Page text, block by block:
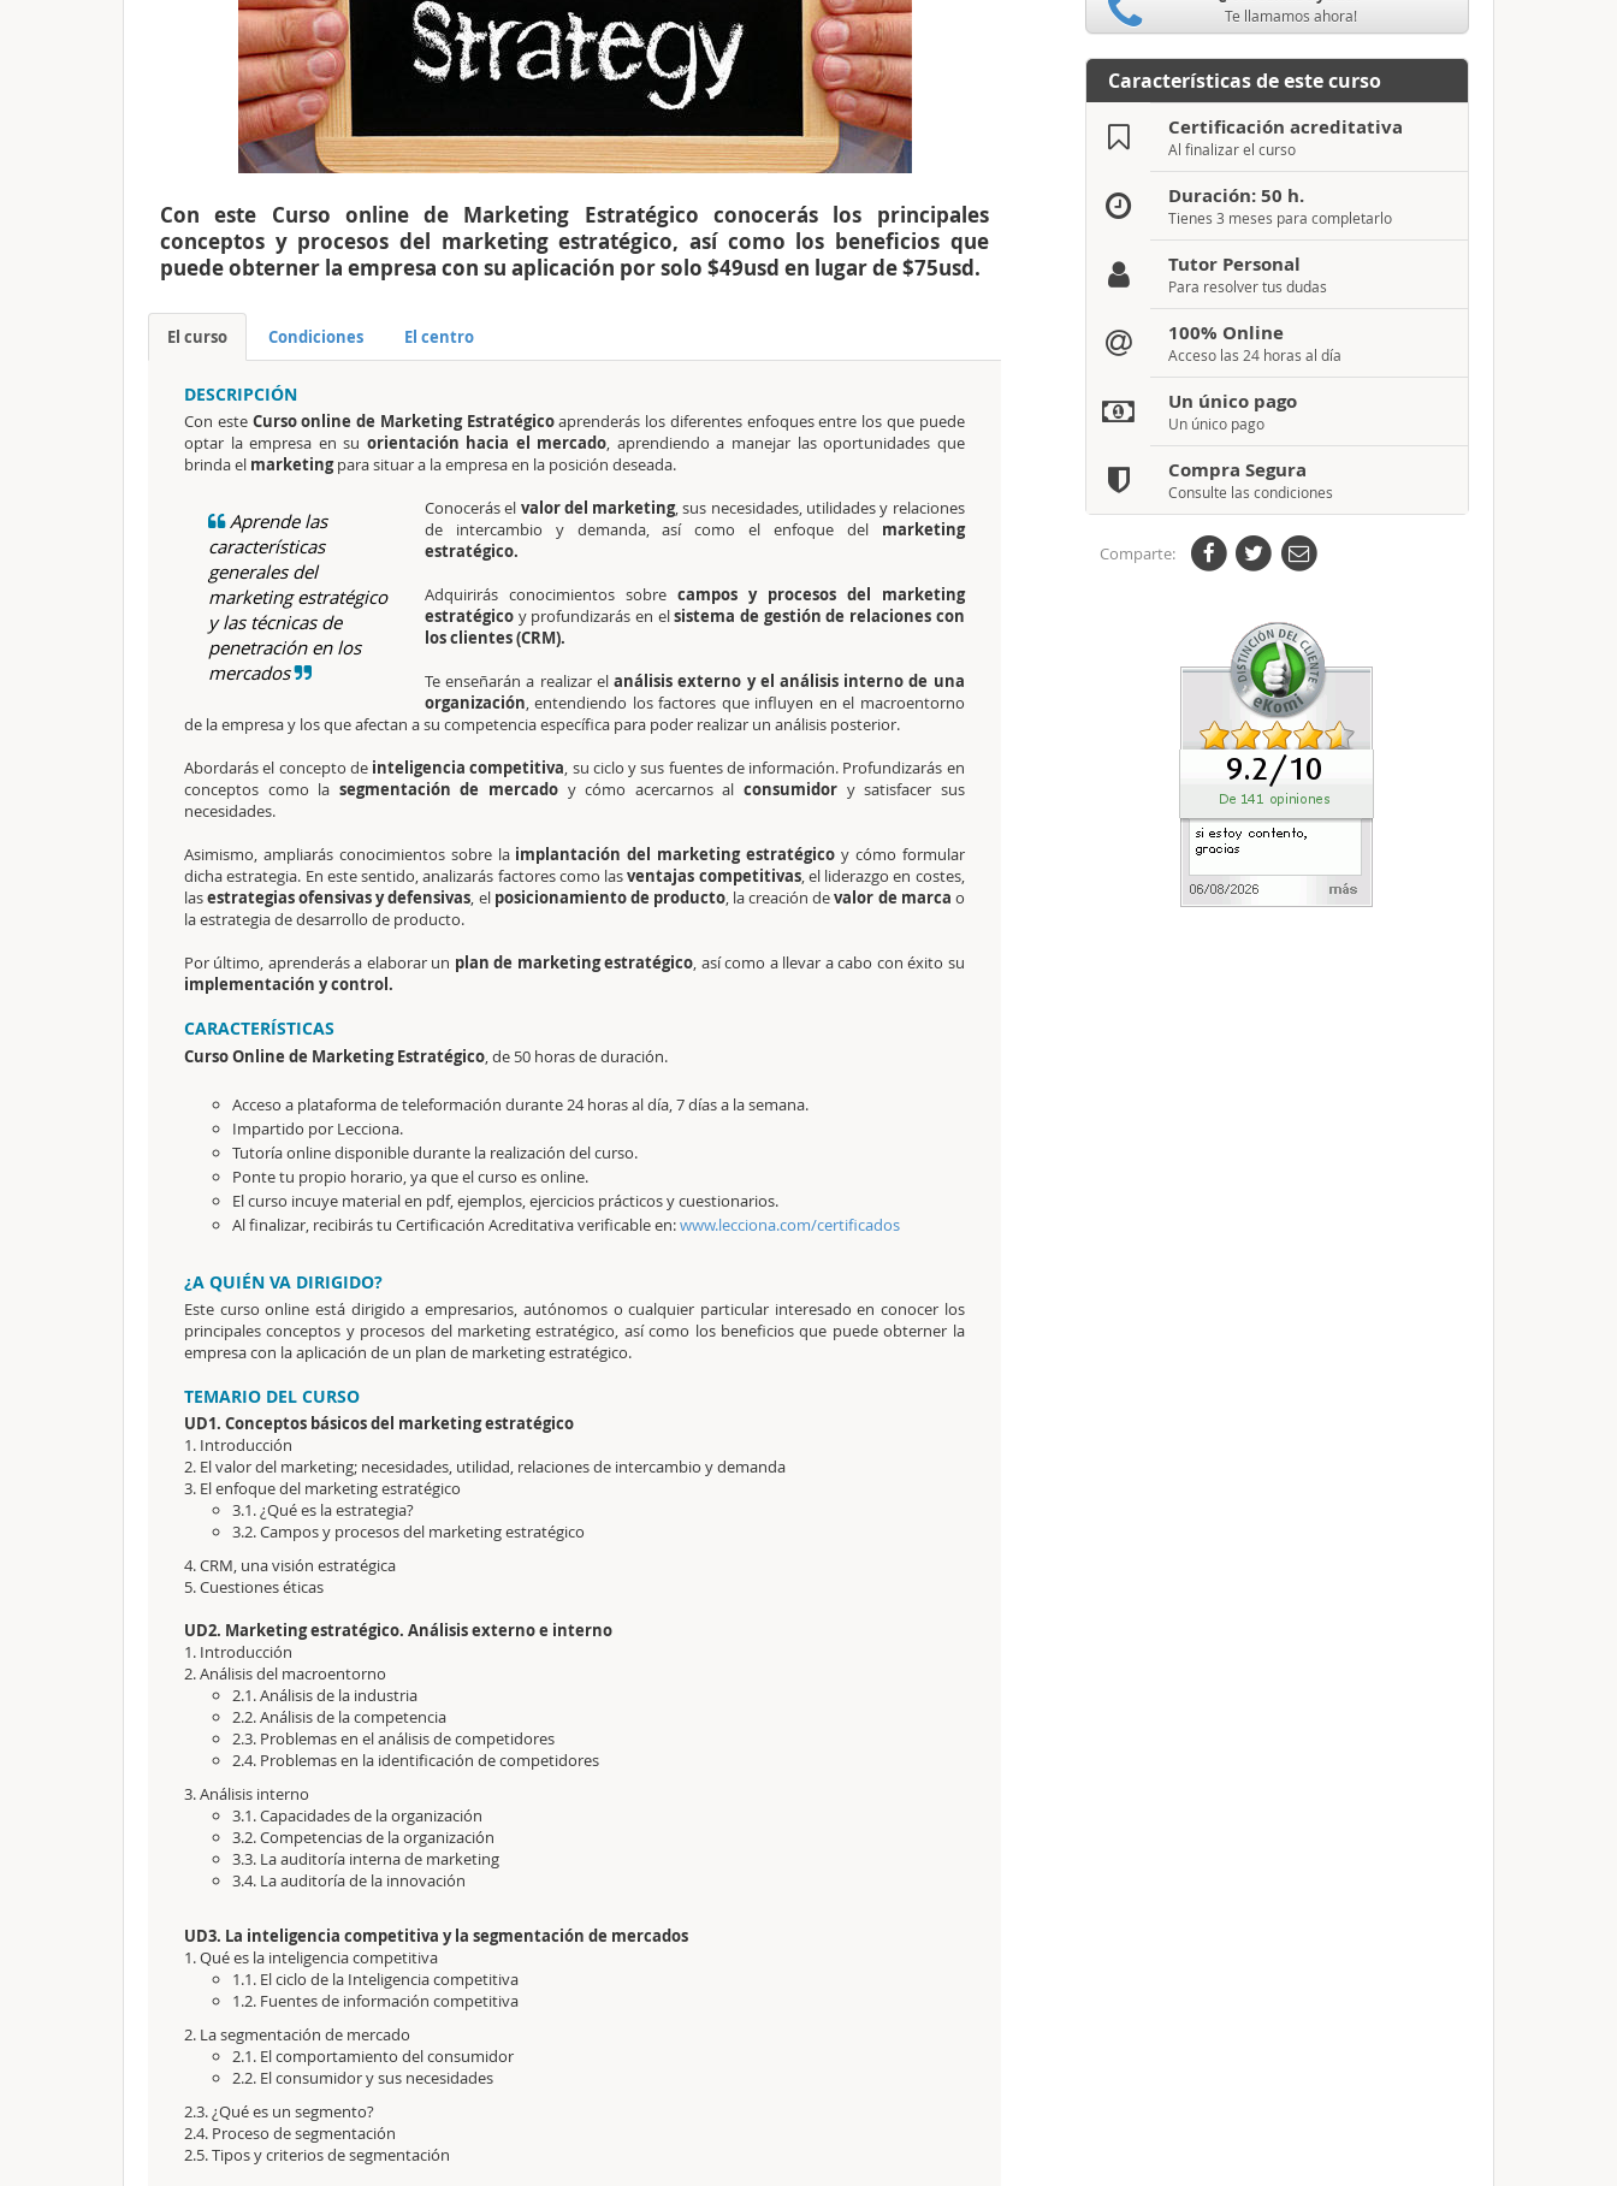
Con este Curso online de Marketing Estratégico conocerás los principales
conceptos y procesos del marketing estratégico, así como los beneficios que
puede obterner la empresa con su aplicación por solo $49usd en lugar de $75usd.
El curso Condiciones El centro
DESCRIPCIÓN
Con este Curso online de Marketing Estratégicoaprenderás los diferentes enfoques entre los que puede
optar la empresa en su orientación hacia el mercado, aprendiendo a manejar las oportunidades que
brinda el marketingpara situar a la empresa en la posición deseada.
Aprende las
características
generales del
marketing estratégico
y las técnicas de
penetración en los
mercados
Conocerás el valor del marketing, sus necesidades, utilidades y relaciones
de intercambio y demanda, así como el enfoque delmarketing
estratégico.
Adquirirás conocimientos sobre campos y procesos del marketing
estratégico y profundizarás en elsistema de gestión de relaciones con
los clientes (CRM).
Te enseñarán a realizar elanálisis externo y el análisis interno de una
organización, entendiendo los factores que influyen en el macroentorno
de la empresa y los que afectan a su competencia específica para poder realizar un análisis posterior.
Abordarás el concepto deinteligencia competitiva, su ciclo y sus fuentes de información. Profundizarás en
conceptos como la segmentación de mercadoy cómo acercarnos al consumidor y satisfacer sus
necesidades.
Asimismo, ampliarás conocimientos sobre laimplantación del marketing estratégico y cómo formular
dicha estrategia. En este sentido, analizarás factores como lasventajas competitivas, el liderazgo en costes,
lasestrategias ofensivas y defensivas, el posicionamiento de producto, la creación devalor de marca o
la estrategia de desarrollo de producto.
Por último, aprenderás a elaborar un plan de marketing estratégico, así como a llevar a cabo con éxito su
implementación y control.
CARACTERÍSTICAS
Curso Online de Marketing Estratégico, de 50 horas de duración.
Acceso a plataforma de teleformación durante 24 horas al día, 7 días a la semana.
Impartido por Lecciona.
Tutoría online disponible durante la realización del curso.
Ponte tu propio horario, ya que el curso es online.
El curso incuye material en pdf, ejemplos, ejercicios prácticos y cuestionarios.
Al finalizar, recibirás tu Certificación Acreditativa verificable en:www.lecciona.com/certificados
¿A QUIÉN VA DIRIGIDO?
Este curso online está dirigido a empresarios, autónomos o cualquier particular interesado en conocer los
principales conceptos y procesos del marketing estratégico, así como los beneficios que puede obterner la
empresa con la aplicación de un plan de marketing estratégico.
TEMARIO DEL CURSO
UD1. Conceptos básicos del marketing estratégico
1. Introducción
2. El valor del marketing; necesidades, utilidad, relaciones de intercambio y demanda
3. El enfoque del marketing estratégico
3.1. ¿Qué es la estrategia?
3.2. Campos y procesos del marketing estratégico
4. CRM, una visión estratégica
5. Cuestiones éticas
UD2. Marketing estratégico. Análisis externo e interno
1. Introducción
2. Análisis del macroentorno
2.1. Análisis de la industria
2.2. Análisis de la competencia
2.3. Problemas en el análisis de competidores
2.4. Problemas en la identificación de competidores
3. Análisis interno
3.1. Capacidades de la organización
3.2. Competencias de la organización
3.3. La auditoría interna de marketing
3.4. La auditoría de la innovación
UD3. La inteligencia competitiva y la segmentación de mercados
1. Qué es la inteligencia competitiva
1.1. El ciclo de la Inteligencia competitiva
1.2. Fuentes de información competitiva
2. La segmentación de mercado
2.1. El comportamiento del consumidor
2.2. El consumidor y sus necesidades
2.3. ¿Qué es un segmento?
2.4. Proceso de segmentación
2.5. Tipos y criterios de segmentación
Te llamamos ahora!
Características de este curso
Certificación acreditativa
Al finalizar el curso
Duración: 50 h.
Tienes 3 meses para completarlo
Tutor Personal
Para resolver tus dudas
100% Online
Acceso las 24 horas al día
Un único pago
Un único pago
Compra Segura
Consulte las condiciones
Comparte: